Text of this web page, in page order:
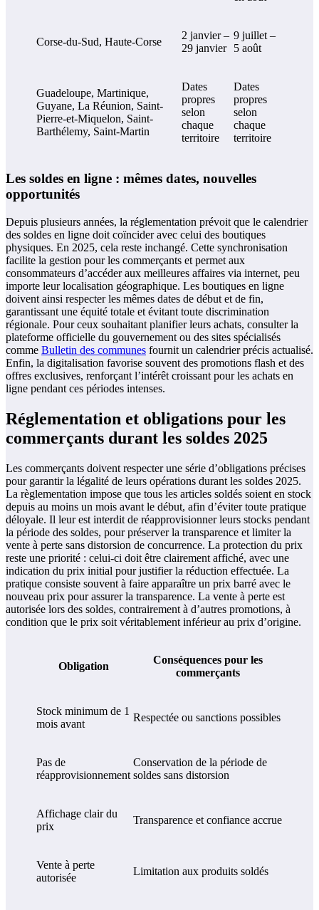
Corse-du-Sud, Haute-Corse
2 janvier –
29 janvier
9 juillet –
5 août
Guadeloupe, Martinique,
Guyane, La Réunion, Saint-
Pierre-et-Miquelon, Saint-
Barthélemy, Saint-Martin
Dates
propres
selon
chaque
territoire
Dates
propres
selon
chaque
territoire
Les soldes en ligne : mêmes dates, nouvelles
opportunités
Depuis plusieurs années, la réglementation prévoit que le calendrier
des soldes en ligne doit coïncider avec celui des boutiques
physiques. En 2025, cela reste inchangé. Cette synchronisation
facilite la gestion pour les commerçants et permet aux
consommateurs d’accéder aux meilleures affaires via internet, peu
importe leur localisation géographique. Les boutiques en ligne
doivent ainsi respecter les mêmes dates de début et de fin,
garantissant une équité totale et évitant toute discrimination
régionale. Pour ceux souhaitant planifier leurs achats, consulter la
plateforme officielle du gouvernement ou des sites spécialisés
comme Bulletin des communes fournit un calendrier précis actualisé.
Enfin, la digitalisation favorise souvent des promotions flash et des
offres exclusives, renforçant l’intérêt croissant pour les achats en
ligne pendant ces périodes intenses.
Réglementation et obligations pour les
commerçants durant les soldes 2025
Les commerçants doivent respecter une série d’obligations précises
pour garantir la légalité de leurs opérations durant les soldes 2025.
La règlementation impose que tous les articles soldés soient en stock
depuis au moins un mois avant le début, afin d’éviter toute pratique
déloyale. Il leur est interdit de réapprovisionner leurs stocks pendant
la période des soldes, pour préserver la transparence et limiter la
vente à perte sans distorsion de concurrence. La protection du prix
reste une priorité : celui-ci doit être clairement affiché, avec une
indication du prix initial pour justifier la réduction effectuée. La
pratique consiste souvent à faire apparaître un prix barré avec le
nouveau prix pour assurer la transparence. La vente à perte est
autorisée lors des soldes, contrairement à d’autres promotions, à
condition que le prix soit véritablement inférieur au prix d’origine.
Obligation
Conséquences pour les
commerçants
Stock minimum de 1
mois avant
Respectée ou sanctions possibles
Pas de
réapprovisionnement
Conservation de la période de
soldes sans distorsion
Affichage clair du
prix
Transparence et confiance accrue
Vente à perte
autorisée
Limitation aux produits soldés